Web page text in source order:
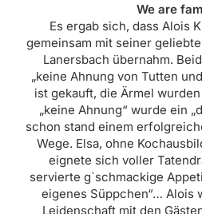
We are
Es ergab sich, dass Alois
gemeinsam mit seiner
Lanersbach übernahm.
„keine Ahnung von Tutten
ist gekauft, die Ärmel
„keine Ahnung“ wurde ein
schon stand einem
Wege. Elsa, ohne
eignete sich voller
servierte g`schmackige
eigenes Süppchen“… Alois
Leidenschaft mit den